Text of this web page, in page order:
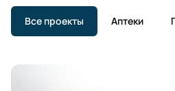
Все проекты Аптеки